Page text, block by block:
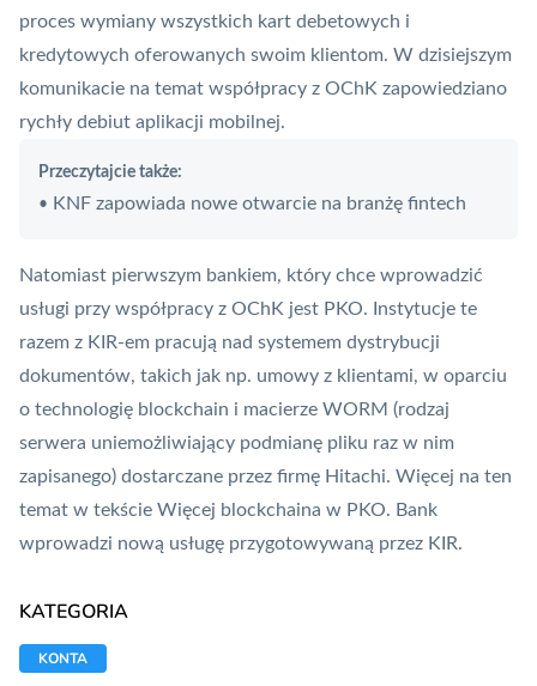
proces wymiany wszystkich kart debetowych i
kredytowych oferowanych swoim klientom. W dzisiejszym
komunikacie na temat współpracy z OChK zapowiedziano
rychły debiut aplikacji mobilnej.
Przeczytajcie także:
• KNF zapowiada nowe otwarcie na branżę fintech
Natomiast pierwszym bankiem, który chce wprowadzić
usługi przy współpracy z OChK jest PKO. Instytucje te
razem z KIR-em pracują nad systemem dystrybucji
dokumentów, takich jak np. umowy z klientami, w oparciu
o technologię blockchain i macierze WORM (rodzaj
serwera uniemożliwiający podmianę pliku raz w nim
zapisanego) dostarczane przez firmę Hitachi. Więcej na ten
temat w tekście Więcej blockchaina w PKO. Bank
wprowadzi nową usługę przygotowywaną przez KIR.
KATEGORIA
KONTA